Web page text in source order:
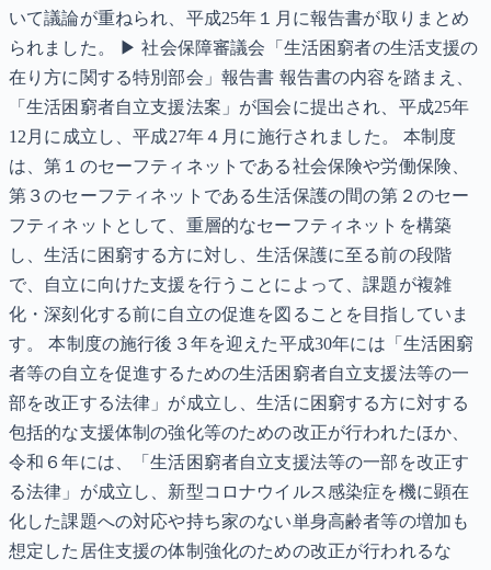
いて議論が重ねられ、平成25年１月に報告書が取りまとめ
られました。 ▶ 社会保障審議会「生活困窮者の生活支援の
在り方に関する特別部会」報告書 報告書の内容を踏まえ、
「生活困窮者自立支援法案」が国会に提出され、平成25年
12月に成立し、平成27年４月に施行されました。 本制度
は、第１のセーフティネットである社会保険や労働保険、
第３のセーフティネットである生活保護の間の第２のセー
フティネットとして、重層的なセーフティネットを構築
し、生活に困窮する方に対し、生活保護に至る前の段階
で、自立に向けた支援を行うことによって、課題が複雑
化・深刻化する前に自立の促進を図ることを目指していま
す。 本制度の施行後３年を迎えた平成30年には「生活困窮
者等の自立を促進するための生活困窮者自立支援法等の一
部を改正する法律」が成立し、生活に困窮する方に対する
包括的な支援体制の強化等のための改正が行われたほか、
令和６年には、「生活困窮者自立支援法等の一部を改正す
る法律」が成立し、新型コロナウイルス感染症を機に顕在
化した課題への対応や持ち家のない単身高齢者等の増加も
想定した居住支援の体制強化のための改正が行われるな